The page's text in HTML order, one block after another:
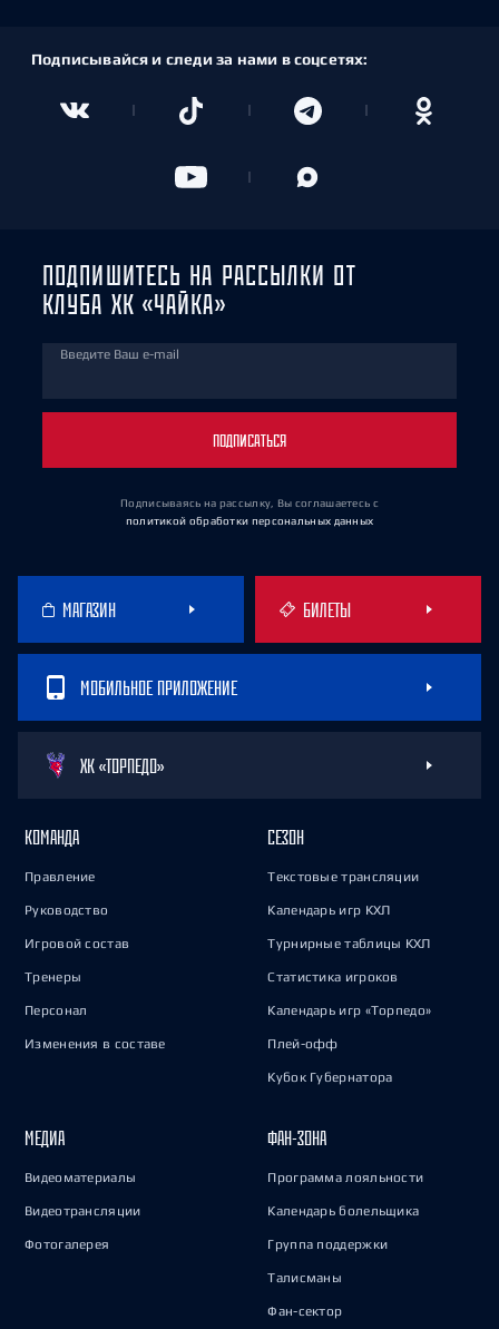
Подписывайся и следи за нами в соцсетях:
ПОДПИШИТЕСЬ НА РАССЫЛКИ ОТ
КЛУБА ХК «ЧАЙКА»
Введите Ваш e-mail
ПОДПИСАТЬСЯ
Подписываясь на рассылку, Вы соглашаетесь с
политикой обработки персональных данных
МАГАЗИН БИЛЕТЫ
МОБИЛЬНОЕ ПРИЛОЖЕНИЕ
ХК «ТОРПЕДО»
КОМАНДА
Правление
Руководство
Игровой состав
Тренеры
Персонал
Изменения в составе
СЕЗОН
Текстовые трансляции
Календарь игр КХЛ
Турнирные таблицы КХЛ
Статистика игроков
Календарь игр «Торпедо»
Плей-офф
Кубок Губернатора
МЕДИА
Видеоматериалы
Видеотрансляции
Фотогалерея
ФАН-ЗОНА
Программа лояльности
Календарь болельщика
Группа поддержки
Талисманы
Фан-сектор